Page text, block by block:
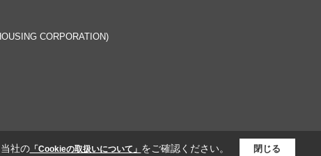
CORPORATION)
社の「Cookieの取扱いについて」 をご確認ください。 閉じる